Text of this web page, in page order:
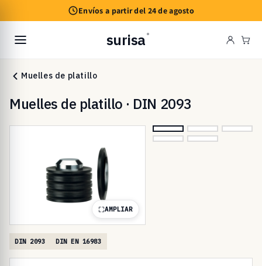
al contenido
Envíos a partir del 24 de agosto
surisa ®
Muelles de platillo
Muelles de platillo · DIN 2093
AMPLIAR
DIN 2093 DIN EN 16983